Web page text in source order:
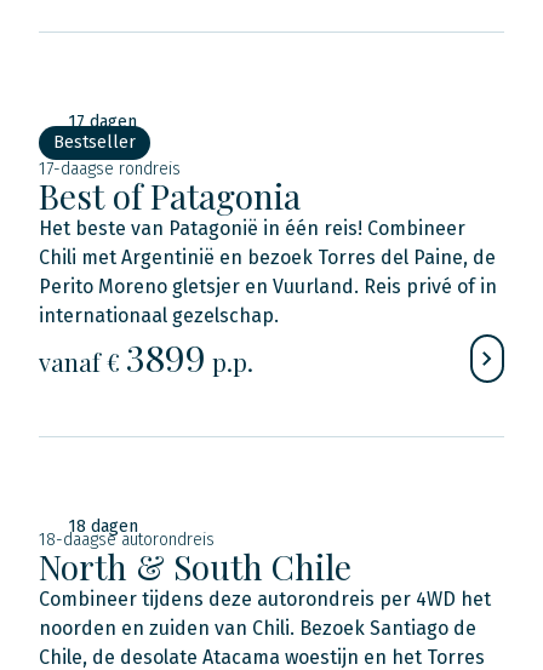
17 dagen
Bestseller
17-daagse rondreis
Best of Patagonia
Het beste van Patagonië in één reis! Combineer
Chili met Argentinië en bezoek Torres del Paine, de
Perito Moreno gletsjer en Vuurland. Reis privé of in
internationaal gezelschap.
vanaf € 3899 p.p.
18 dagen
18-daagse autorondreis
North & South Chile
Combineer tijdens deze autorondreis per 4WD het
noorden en zuiden van Chili. Bezoek Santiago de
Chile, de desolate Atacama woestijn en het Torres